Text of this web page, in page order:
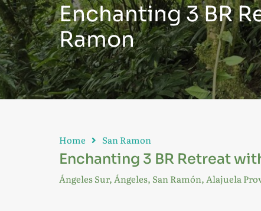
Enchanting 3 BR
Ramon
Home San Ramon
Enchanting 3 BR Retreat
Ángeles Sur, Ángeles, San Ramón, Alajuela